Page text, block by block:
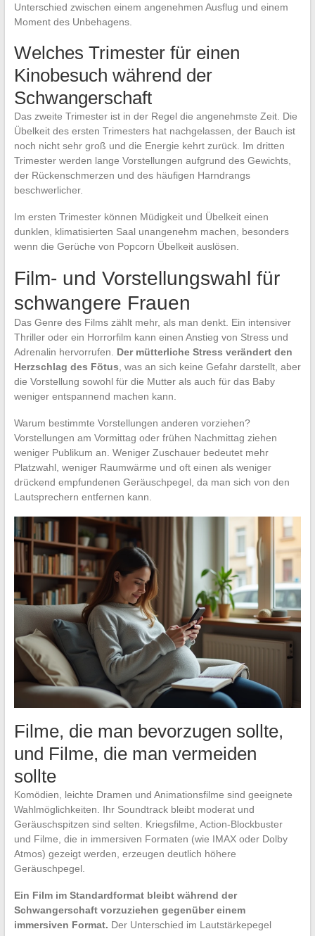
Unterschied zwischen einem angenehmen Ausflug und einem
Moment des Unbehagens.
Welches Trimester für einen
Kinobesuch während der
Schwangerschaft
Das zweite Trimester ist in der Regel die angenehmste Zeit. Die
Übelkeit des ersten Trimesters hat nachgelassen, der Bauch ist
noch nicht sehr groß und die Energie kehrt zurück. Im dritten
Trimester werden lange Vorstellungen aufgrund des Gewichts,
der Rückenschmerzen und des häufigen Harndrangs
beschwerlicher.
Im ersten Trimester können Müdigkeit und Übelkeit einen
dunklen, klimatisierten Saal unangenehm machen, besonders
wenn die Gerüche von Popcorn Übelkeit auslösen.
Film- und Vorstellungswahl für
schwangere Frauen
Das Genre des Films zählt mehr, als man denkt. Ein intensiver
Thriller oder ein Horrorfilm kann einen Anstieg von Stress und
Adrenalin hervorrufen. Der mütterliche Stress verändert den
Herzschlag des Fötus , was an sich keine Gefahr darstellt, aber
die Vorstellung sowohl für die Mutter als auch für das Baby
weniger entspannend machen kann.
Warum bestimmte Vorstellungen anderen vorziehen?
Vorstellungen am Vormittag oder frühen Nachmittag ziehen
weniger Publikum an. Weniger Zuschauer bedeutet mehr
Platzwahl, weniger Raumwärme und oft einen als weniger
drückend empfundenen Geräuschpegel, da man sich von den
Lautsprechern entfernen kann.
Filme, die man bevorzugen sollte,
und Filme, die man vermeiden
sollte
Komödien, leichte Dramen und Animationsfilme sind geeignete
Wahlmöglichkeiten. Ihr Soundtrack bleibt moderat und
Geräuschspitzen sind selten. Kriegsfilme, Action-Blockbuster
und Filme, die in immersiven Formaten (wie IMAX oder Dolby
Atmos) gezeigt werden, erzeugen deutlich höhere
Geräuschpegel.
Ein Film im Standardformat bleibt während der
Schwangerschaft vorzuziehen gegenüber einem
immersiven Format. Der Unterschied im Lautstärkepegel